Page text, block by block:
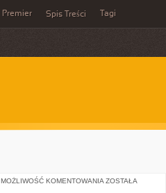
Premier Spis Treści Tagi
MOŻLIWOŚĆ KOMENTOWANIA TRENING
ZOSTAŁA